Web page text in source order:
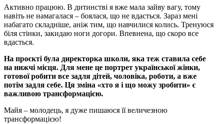
Активно працюю. В дитинстві я вже мала зайву вагу, тому
навіть не намагалася – боялася, що не вдасться. Зараз мені
набагато складніше, аніж тим, що навчилися колись. Тренуюся
біля стінки, закидаю ноги догори. Впевнена, що скоро все
вдасться.
На проєкті була директорка школи, яка теж ставила себе
на нижчі місця. Для мене це портрет української жінки,
готової робити все задля дітей, чоловіка, роботи, а вже
потім задля себе. Ця зміна «хто я і що можу зробити» є
важливою трансформацією.
Майя – молодець, я дуже пишаюся її величезною
трансформацією!